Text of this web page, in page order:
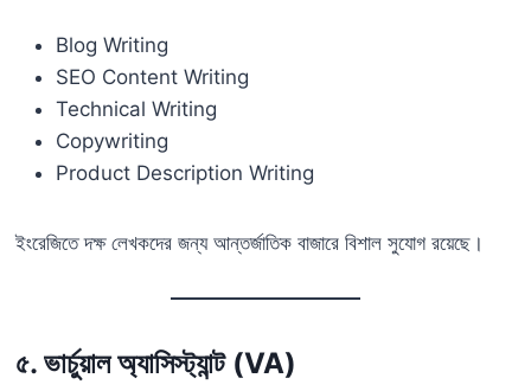
Blog Writing
SEO Content Writing
Technical Writing
Copywriting
Product Description Writing
ইংরেজিতে দক্ষ লেখকদের জন্য আন্তর্জাতিক বাজারে বিশাল সুযোগ রয়েছে।
৫. ভার্চুয়াল অ্যাসিস্ট্যান্ট (VA)